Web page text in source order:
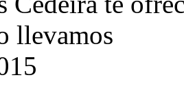
llevamos